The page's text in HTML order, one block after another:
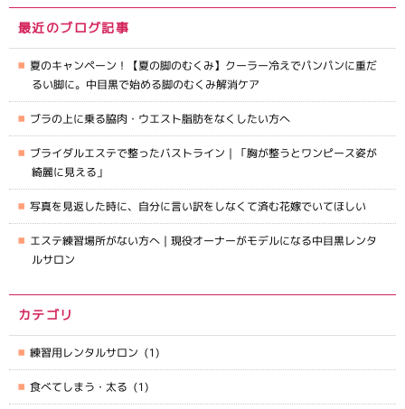
最近のブログ記事
夏のキャンペーン！【夏の脚のむくみ】クーラー冷えでパンパンに重だ
るい脚に。中目黒で始める脚のむくみ解消ケア
ブラの上に乗る脇肉・ウエスト脂肪をなくしたい方へ
ブライダルエステで整ったバストライン｜「胸が整うとワンピース姿が
綺麗に見える」
写真を見返した時に、自分に言い訳をしなくて済む花嫁でいてほしい
エステ練習場所がない方へ｜現役オーナーがモデルになる中目黒レンタ
ルサロン
カテゴリ
練習用レンタルサロン (1)
食べてしまう・太る (1)